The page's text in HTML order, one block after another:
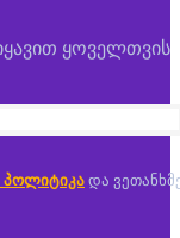
ყოველთვის
პოლიტიკა და